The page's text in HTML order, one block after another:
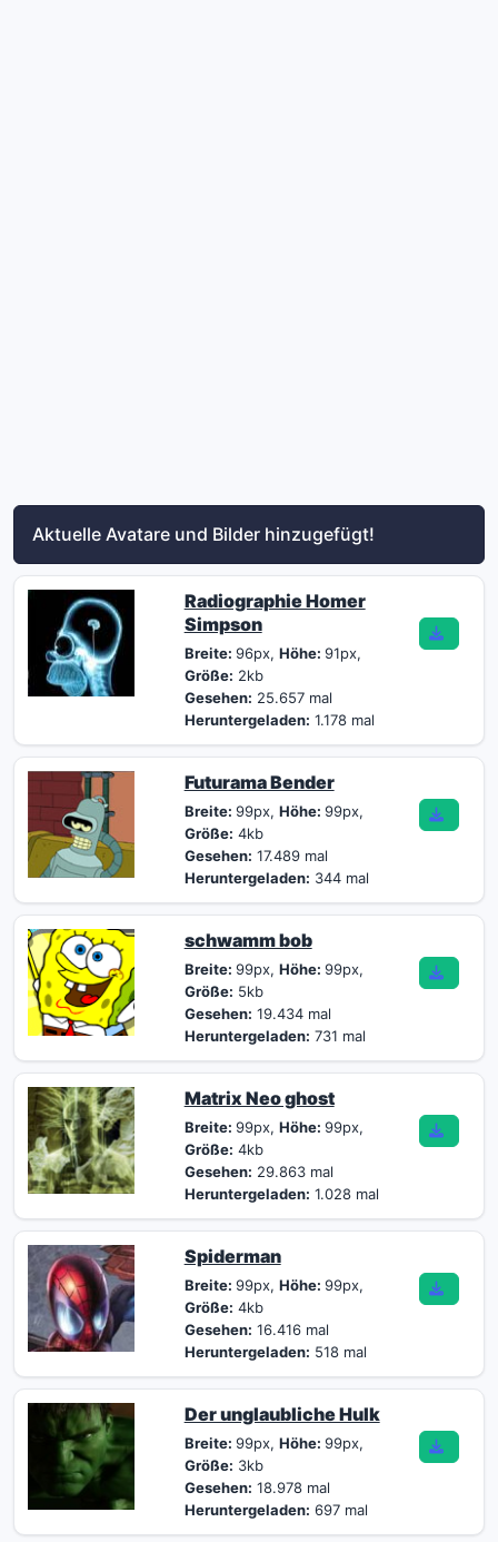
Aktuelle Avatare und Bilder hinzugefügt!
Radiographie Homer
Simpson
Breite: 96px, Höhe: 91px,
Größe: 2kb
Gesehen: 25.657 mal
Heruntergeladen: 1.178 mal
Futurama Bender
Breite: 99px, Höhe: 99px,
Größe: 4kb
Gesehen: 17.489 mal
Heruntergeladen: 344 mal
schwamm bob
Breite: 99px, Höhe: 99px,
Größe: 5kb
Gesehen: 19.434 mal
Heruntergeladen: 731 mal
Matrix Neo ghost
Breite: 99px, Höhe: 99px,
Größe: 4kb
Gesehen: 29.863 mal
Heruntergeladen: 1.028 mal
Spiderman
Breite: 99px, Höhe: 99px,
Größe: 4kb
Gesehen: 16.416 mal
Heruntergeladen: 518 mal
Der unglaubliche Hulk
Breite: 99px, Höhe: 99px,
Größe: 3kb
Gesehen: 18.978 mal
Heruntergeladen: 697 mal